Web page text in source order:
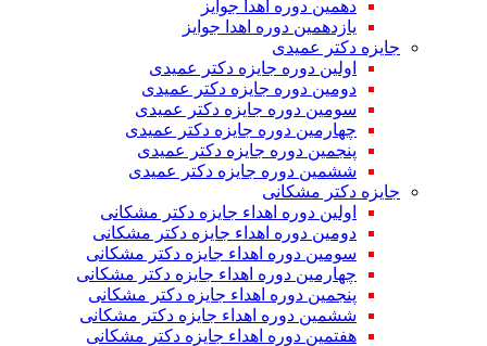
دهمین دوره اهدا جوایز
یازدهمین دوره اهدا جوایز
جایزه دکتر عمیدی
اولین دوره جایزه دکتر عمیدی
دومین دوره جایزه دکتر عمیدی
سومین دوره جایزه دکتر عمیدی
چهارمین دوره جایزه دکتر عمیدی
پنجمین دوره جایزه دکتر عمیدی
ششمین دوره جایزه دکتر عمیدی
جایزه دکتر مشکانی
اولین دوره اهداء جایزه دکتر مشکانی
دومین دوره اهداء جایزه دکتر مشکانی
سومین دوره اهداء جایزه دکتر مشکانی
چهارمین دوره اهداء جایزه دکتر مشکانی
پنجمین دوره اهداء جایزه دکتر مشکانی
ششمین دوره اهداء جایزه دکتر مشکانی
هفتمین دوره اهداء جایزه دکتر مشکانی